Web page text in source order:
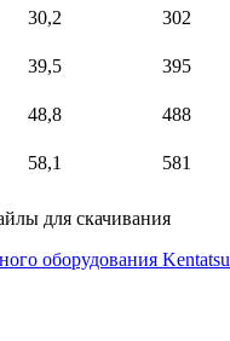
30,2 302
39,5 395
48,8 488
58,1 581
для скачивания
оборудования Kentatsu